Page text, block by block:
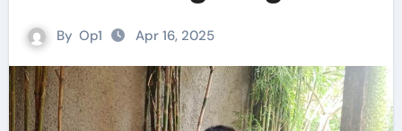
By Op1 Apr 16, 2025